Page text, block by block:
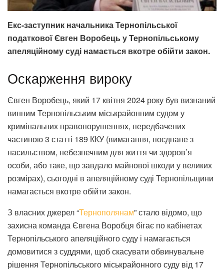
Екс-заступник начальника Тернопільської
податкової Євген Воробець у Тернопільському
апеляційному суді намається вкотре обійти закон.
Оскарження вироку
Євген Воробець, який 17 квітня 2024 року був визнаний
винним Тернопільським міськрайонним судом у
кримінальних правопорушеннях, передбачених
частиною 3 статті 189 ККУ (вимагання, поєднане з
насильством, небезпечним для життя чи здоров’я
особи, або таке, що завдало майнової шкоди у великих
розмірах), сьогодні в апеляційному суді Тернопільщини
намагається вкотре обійти закон.
З власних джерел “Тернополянам” стало відомо, що
захисна команда Євгена Воробця бігає по кабінетах
Тернопільського апеляційного суду і намагається
домовитися з суддями, щоб скасувати обвинувальне
рішення Тернопільського міськрайонного суду від 17